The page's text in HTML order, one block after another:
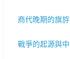
商代晚期的旗
戰爭的起源與